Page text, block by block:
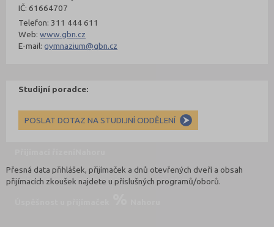
IČ: 61664707
Telefon: 311 444 611
Web:www.gbn.cz
E-mail:gymnazium@gbn.cz
Studijní poradce:
POSLAT DOTAZ NA STUDIJNÍ ODDĚLENÍ
Přesná data přihlášek, přijímaček a dnů otevřených dveří a obsah
přijímacích zkoušek najdete u příslušných programů/oborů.